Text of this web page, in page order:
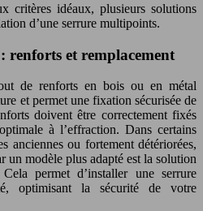
critères idéaux, plusieurs solutions
d’une serrure multipoints.
renforts et remplacement
de renforts en bois ou en métal
et permet une fixation sécurisée de
doivent être correctement fixés
à l’effraction. Dans certains
anciennes ou fortement détériorées,
un modèle plus adapté est la solution
permet d’installer une serrure
optimisant la sécurité de votre